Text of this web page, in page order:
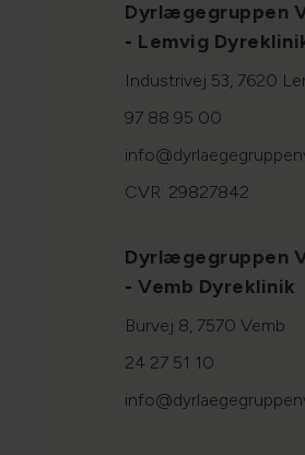
Dyrlægegruppen
- Lemvig
Industrivej 53, 7620
97 88 95 00
CVR: 29827842
Dyrlægegruppen
- Vemb Dyreklinik
Burvej 8, 7570 Vemb
24 27 51 10